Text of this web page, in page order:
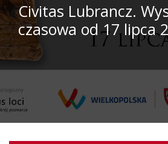
Civitas Lubrancz.
czasowa od 17 lipca